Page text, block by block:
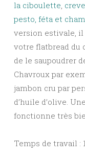
la ciboulette,
pesto, féta et
version estivale, il
votre flatbread du
de le saupoudrer
Chavroux par
jambon cru par
d’huile d’olive.
fonctionne très
Temps de travail :